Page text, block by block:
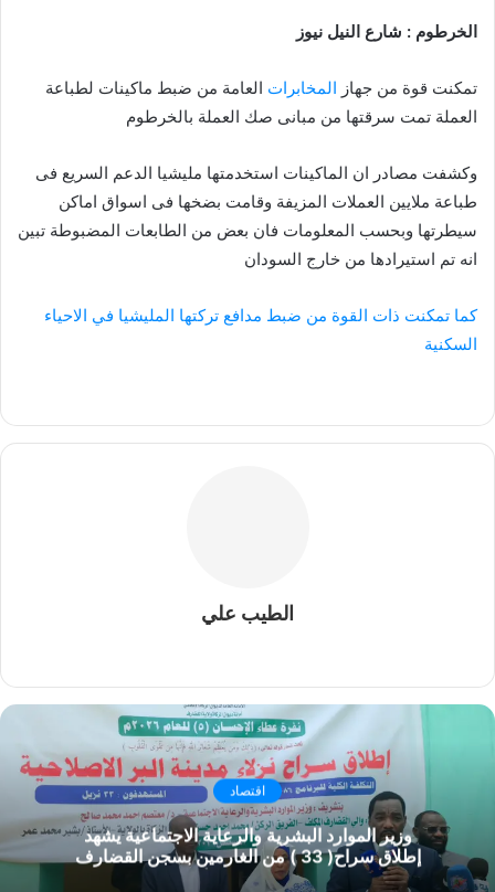
الخرطوم : شارع النيل نيوز
تمكنت قوة من جهاز المخابرات العامة من ضبط ماكينات لطباعة
العملة تمت سرقتها من مبانى صك العملة بالخرطوم
وكشفت مصادر ان الماكينات استخدمتها مليشيا الدعم السريع فى
طباعة ملايين العملات المزيفة وقامت بضخها فى اسواق اماكن
سيطرتها وبحسب المعلومات فان بعض من الطابعات المضبوطة تبين
انه تم استيرادها من خارج السودان
كما تمكنت ذات القوة من ضبط مدافع تركتها المليشيا في الاحياء
السكنية
الطيب علي
اقتصاد
وزير الموارد البشرية والرعاية الاجتماعية يشهد
إطلاق سراح( 33 ) من الغارمين بسجن القضارف